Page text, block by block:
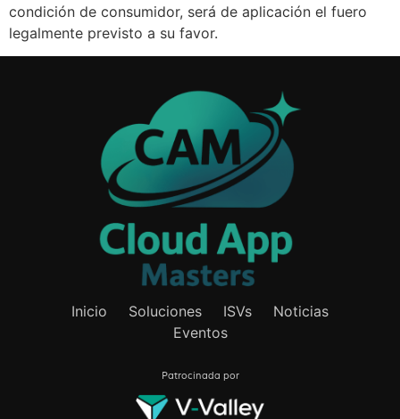
condición de consumidor, será de aplicación el fuero
legalmente previsto a su favor.
Inicio Soluciones ISVs
Noticias
Eventos
Patrocinada por